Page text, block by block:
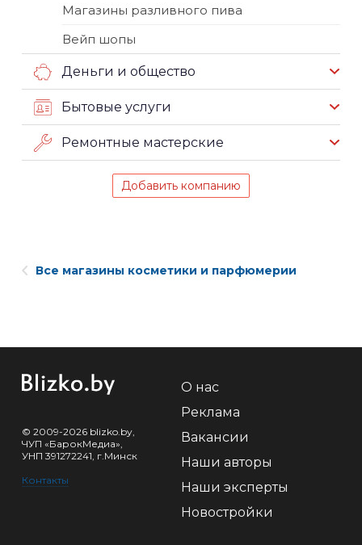
Магазины разливного пива
Вейп шопы
Деньги и общество
Бытовые услуги
Ремонтные мастерские
Добавить компанию
Все магазины косметики и парфюмерии
© 2009-2026 blizko.by,
ЧУП «БарокМедиа»,
УНП 391272241, г.Минск
Контакты
О нас
Реклама
Вакансии
Наши авторы
Наши эксперты
Новостройки